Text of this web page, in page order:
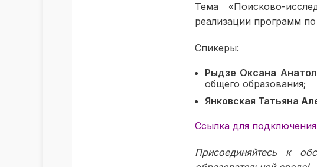
Тема «Поисково-
реализации программ
Спикеры:
Рыдзе Оксана
общего образования;
Янковская Татьяна
Ссылка для подключения
Присоединяйтесь к